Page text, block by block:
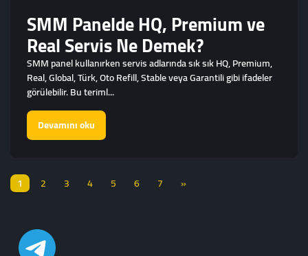
SMM Panelde HQ, Premium ve
Real Servis Ne Demek?
SMM panel kullanırken servis adlarında sık sık HQ, Premium,
Real, Global, Türk, Oto Refill, Stable veya Garantili gibi ifadeler
görülebilir. Bu teriml...
Devamını oku
1 2 3 4 5 6 7 »